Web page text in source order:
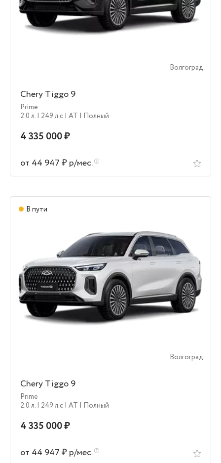
Волгоград
Chery Tiggo 9
Prime
2.0 л. | 249 л.c | AT | Полный
4 335 000 ₽
от 44 947 ₽ р/мес.
В пути
Волгоград
Chery Tiggo 9
Prime
2.0 л. | 249 л.c | AT | Полный
4 335 000 ₽
от 44 947 ₽ р/мес.